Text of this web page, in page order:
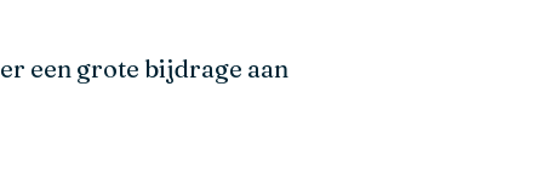
een grote bijdrage aan